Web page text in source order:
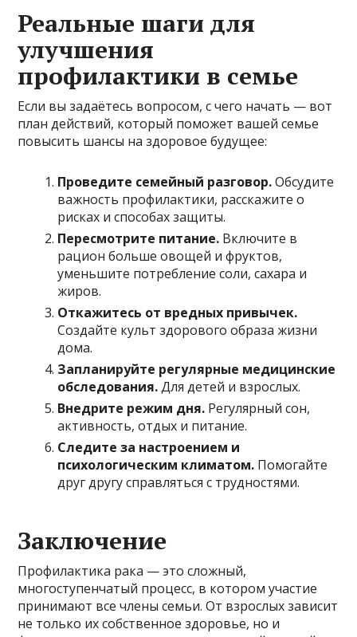
Реальные шаги для
улучшения
профилактики в семье
Если вы задаётесь вопросом, с чего начать — вот
план действий, который поможет вашей семье
повысить шансы на здоровое будущее:
Проведите семейный разговор.Обсудите
важность профилактики, расскажите о
рисках и способах защиты.
Пересмотрите питание. Включите в
рацион больше овощей и фруктов,
уменьшите потребление соли, сахара и
жиров.
Откажитесь от вредных привычек.
Создайте культ здорового образа жизни
дома.
Запланируйте регулярные медицинские
обследования.Для детей и взрослых.
Внедрите режим дня. Регулярный сон,
активность, отдых и питание.
Следите за настроением и
психологическим климатом. Помогайте
друг другу справляться с трудностями.
Заключение
Профилактика рака — это сложный,
многоступенчатый процесс, в котором участие
принимают все члены семьи. От взрослых зависит
не только их собственное здоровье, но и